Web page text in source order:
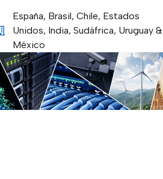
España, Brasil, Chile, Estados
Unidos, India, Sudáfrica, Uruguay &
México